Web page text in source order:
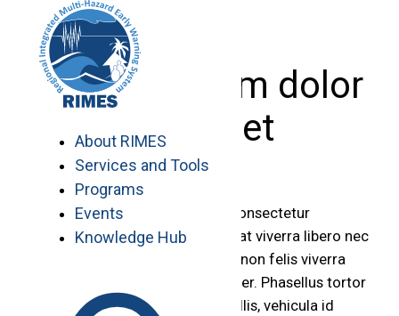
content
About RIMES
Services and Tools
Programs
Events
Knowledge Hub
Lorem ipsum dolor
sit amet
Lorem ipsum dolor sit amet, consectetur
adipiscing elit. Phasellus feugiat viverra libero nec
cursus. Fusce vestibulum felis non felis viverra
dignissim molestie justo semper. Phasellus tortor
nisl, interdum a consequat mollis, vehicula id